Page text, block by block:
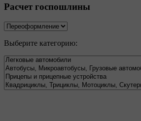
Расчет госпошлины
Выберите категорию: